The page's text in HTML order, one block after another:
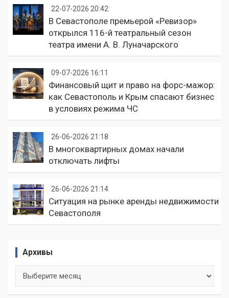
22-07-2026 20:42
В Севастополе премьерой «Ревизор»
открылся 116-й театральный сезон
театра имени А. В. Луначарского
09-07-2026 16:11
Финансовый щит и право на форс-мажор:
как Севастополь и Крым спасают бизнес
в условиях режима ЧС
26-06-2026 21:18
В многоквартирных домах начали
отключать лифты
26-06-2026 21:14
Ситуация на рынке аренды недвижимости
Севастополя
Архивы